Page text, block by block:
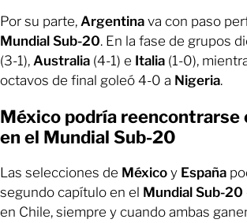
Por su parte, Argentina va con paso
Mundial Sub-20. En la fase de grupos
(3-1), Australia (4-1) e Italia (1-0),
octavos de final goleó 4-0 a Nigeria.
México podría reencontrarse
en el Mundial Sub-20
Las selecciones de México y España
segundo capítulo en el Mundial Sub-20
en Chile, siempre y cuando ambas